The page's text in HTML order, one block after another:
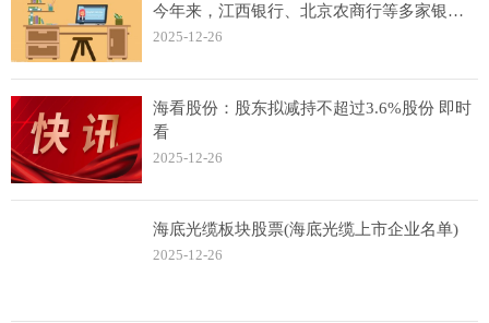
今年来，江西银行、北京农商行等多家银行
已纷纷出手
2025-12-26
海看股份：股东拟减持不超过3.6%股份 即时
看
2025-12-26
海底光缆板块股票(海底光缆上市企业名单)
2025-12-26